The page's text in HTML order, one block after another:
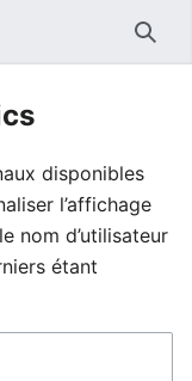
disponibles
l’affichage
nom d’utilisateur
étant